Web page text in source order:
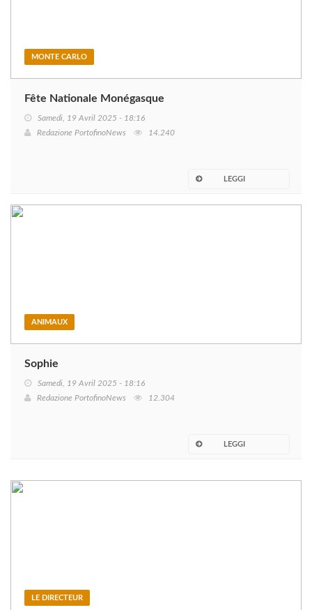
MONTE CARLO
Fête Nationale Monégasque
Samedi, 19 Avril 2025 - 18:16
Redazione PortofinoNews
14.240
LEGGI
ANIMAUX
Sophie
Samedi, 19 Avril 2025 - 18:16
Redazione PortofinoNews
12.304
LEGGI
LE DIRECTEUR